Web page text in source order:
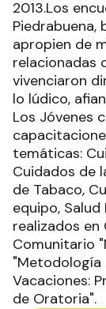
2013.Los
Piedrabuena,
apropien de
relacionadas
vivenciaron
lo lúdico,
Los Jóvenes
temáticas:
Cuidados de
de Tabaco,
equipo,
realizados en
Comunitario
"Metodología
Vacaciones:
de Oratoria".